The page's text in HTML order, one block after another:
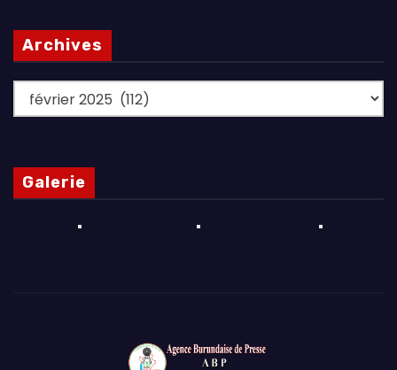
Archives
Archives
Galerie